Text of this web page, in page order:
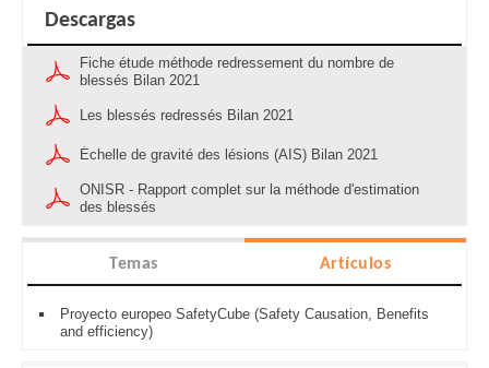
Descargas
Fiche étude méthode redressement du nombre de
blessés Bilan 2021
Les blessés redressés Bilan 2021
Échelle de gravité des lésions (AIS) Bilan 2021
ONISR - Rapport complet sur la méthode d'estimation
des blessés
Temas Artículos
Proyecto europeo SafetyCube (Safety Causation, Benefits
and efficiency)